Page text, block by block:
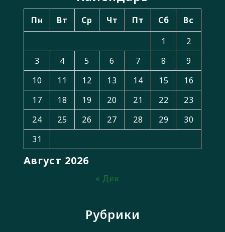
Август 2026
Пн Вт Ср Чт Пт Сб
Вс
1
2
3
4 5 6 7 8
9
10
11 12 13 14 15
16
17
18 19 20 21 22
23
24
25 26 27 28 29
30
31
« Дек
Рубрики